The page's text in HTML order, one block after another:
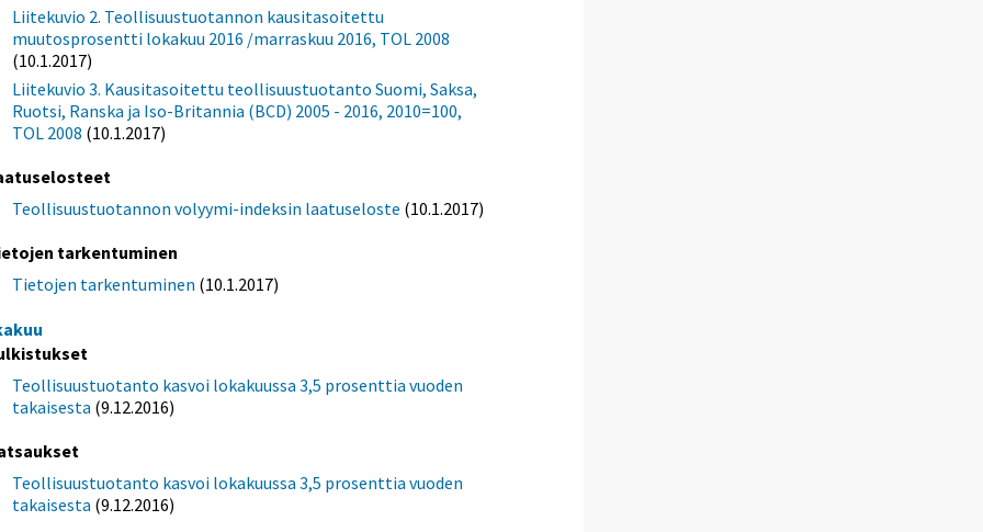
Liitekuvio 2. Teollisuustuotannon kausitasoitettu
muutosprosentti lokakuu 2016 /marraskuu 2016, TOL 2008
(10.1.2017)
Liitekuvio 3. Kausitasoitettu teollisuustuotanto Suomi, Saksa,
Ruotsi, Ranska ja Iso-Britannia (BCD) 2005 - 2016, 2010=100,
TOL 2008 (10.1.2017)
Teollisuustuotannon volyymi-indeksin laatuseloste (10.1.2017)
tarkentuminen
Tietojen tarkentuminen (10.1.2017)
Teollisuustuotanto kasvoi lokakuussa 3,5 prosenttia vuoden
takaisesta (9.12.2016)
Teollisuustuotanto kasvoi lokakuussa 3,5 prosenttia vuoden
takaisesta (9.12.2016)